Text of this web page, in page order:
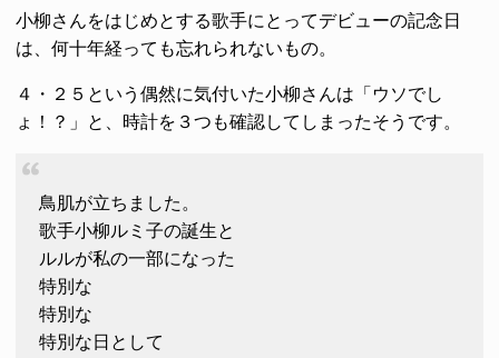
小柳さんをはじめとする歌手にとってデビューの記念日
は、何十年経っても忘れられないもの。
４・２５という偶然に気付いた小柳さんは「ウソでし
ょ！？」と、時計を３つも確認してしまったそうです。
鳥肌が立ちました。
歌手小柳ルミ子の誕生と
ルルが私の一部になった
特別な
特別な
特別な日として